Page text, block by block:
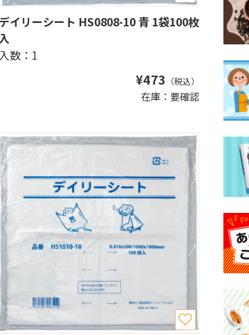
デイリーシート HS0808-10 青 1袋100枚
入数：1
¥473 （税込）
在庫：要確認